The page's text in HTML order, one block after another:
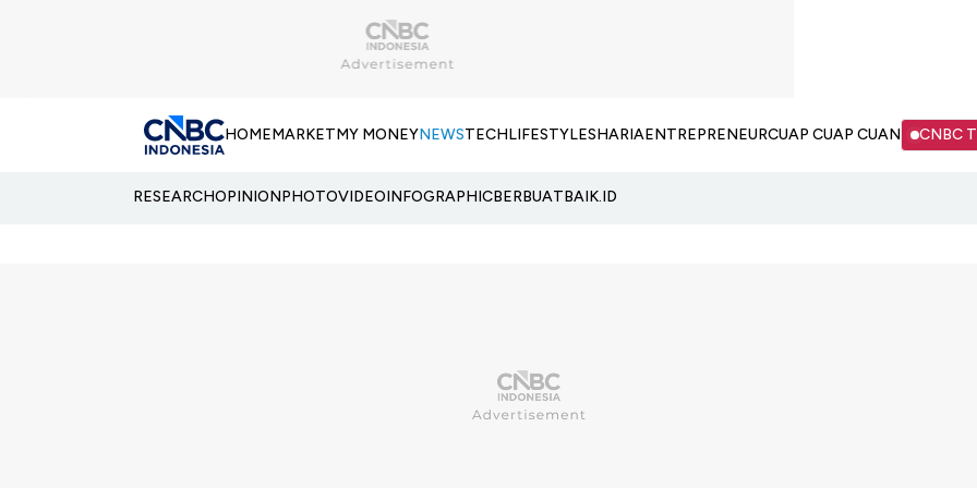
HOMEMARKETMY MONEYNEWSTECHLIFESTYLESHARIAENTREPRENEURCUAP CUAP CUAN CNBC
RESEARCHOPINIONPHOTOVIDEOINFOGRAPHICBERBUATBAIK.ID